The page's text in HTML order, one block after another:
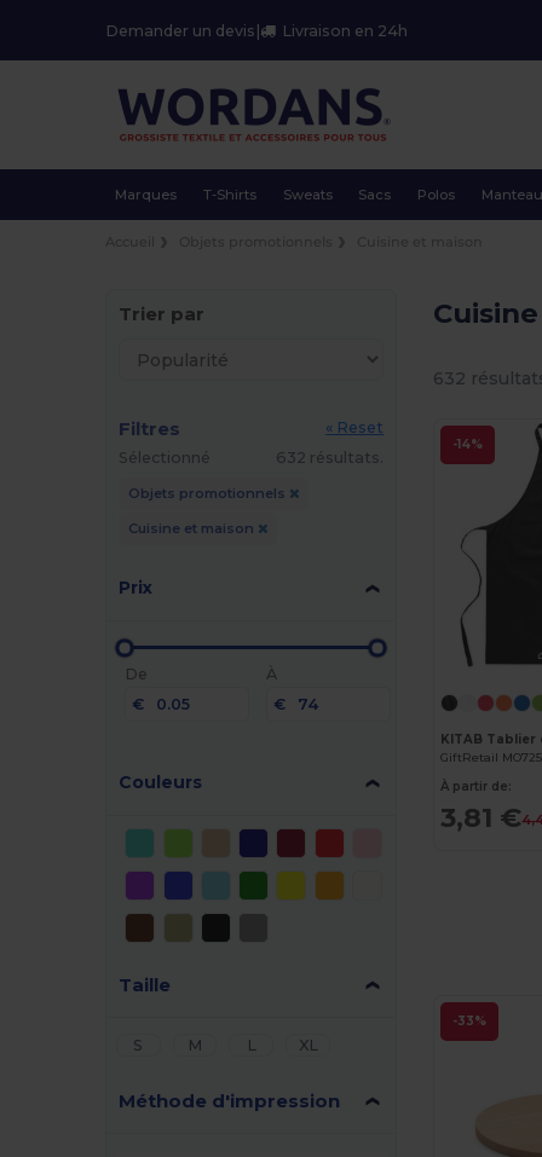
Demander un devis | Livraison en 24h
Marques T-Shirts Sweats Sacs Polos
Trier par
Filtres
« Reset
Sélectionné
632 résultats.
Objets promotionnels
Cuisine et maison
Prix
De
€
À
€
Couleurs
Taille
S M L XL
Méthode d'impression
632
-14%
GiftRetail
À partir de:
3,81 €
-33%